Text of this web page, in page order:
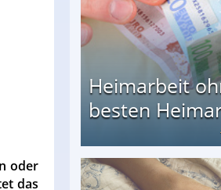
oder
das
Heimarbeit
besten
Heimarbeiten